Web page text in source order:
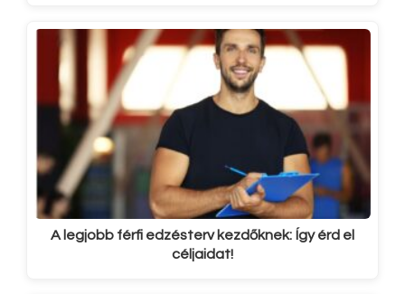
A legjobb férfi edzésterv kezdőknek: Így érd el
céljaidat!